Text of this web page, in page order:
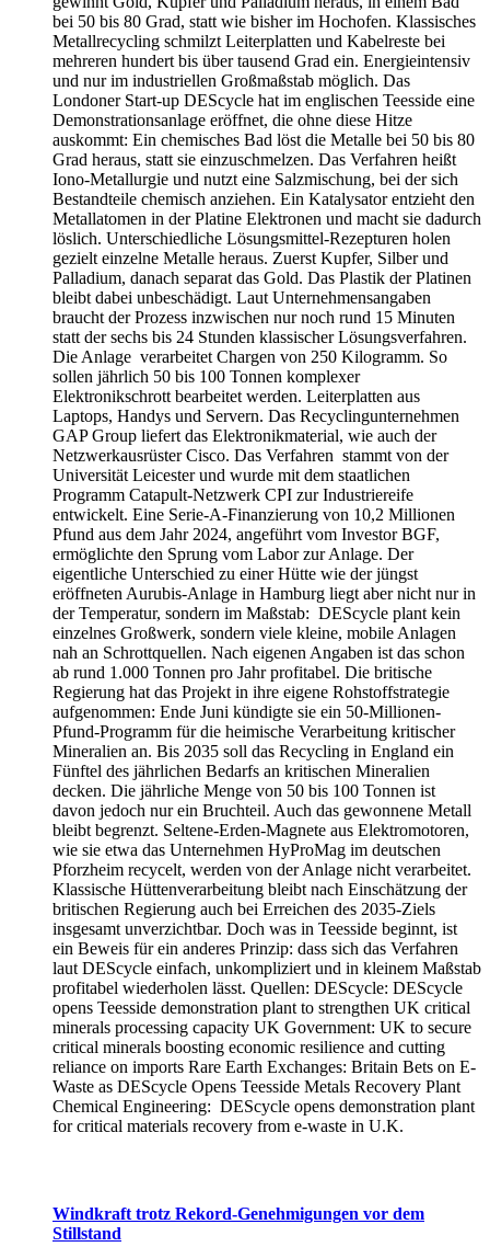
bei 50 bis 80 Grad, statt wie bisher im Hochofen. Klassisches
Metallrecycling schmilzt Leiterplatten und Kabelreste bei
mehreren hundert bis über tausend Grad ein. Energieintensiv
und nur im industriellen Großmaßstab möglich. Das
Londoner Start-up DEScycle hat im englischen Teesside eine
Demonstrationsanlage eröffnet, die ohne diese Hitze
auskommt: Ein chemisches Bad löst die Metalle bei 50 bis 80
Grad heraus, statt sie einzuschmelzen. Das Verfahren heißt
Iono-Metallurgie und nutzt eine Salzmischung, bei der sich
Bestandteile chemisch anziehen. Ein Katalysator entzieht den
Metallatomen in der Platine Elektronen und macht sie dadurch
löslich. Unterschiedliche Lösungsmittel-Rezepturen holen
gezielt einzelne Metalle heraus. Zuerst Kupfer, Silber und
Palladium, danach separat das Gold. Das Plastik der Platinen
bleibt dabei unbeschädigt. Laut Unternehmensangaben
braucht der Prozess inzwischen nur noch rund 15 Minuten
statt der sechs bis 24 Stunden klassischer Lösungsverfahren.
Die Anlage verarbeitet Chargen von 250 Kilogramm. So
sollen jährlich 50 bis 100 Tonnen komplexer
Elektronikschrott bearbeitet werden. Leiterplatten aus
Laptops, Handys und Servern. Das Recyclingunternehmen
GAP Group liefert das Elektronikmaterial, wie auch der
Netzwerkausrüster Cisco. Das Verfahren stammt von der
Universität Leicester und wurde mit dem staatlichen
Programm Catapult-Netzwerk CPI zur Industriereife
entwickelt. Eine Serie-A-Finanzierung von 10,2 Millionen
Pfund aus dem Jahr 2024, angeführt vom Investor BGF,
ermöglichte den Sprung vom Labor zur Anlage. Der
eigentliche Unterschied zu einer Hütte wie der jüngst
eröffneten Aurubis-Anlage in Hamburg liegt aber nicht nur in
der Temperatur, sondern im Maßstab: DEScycle plant kein
einzelnes Großwerk, sondern viele kleine, mobile Anlagen
nah an Schrottquellen. Nach eigenen Angaben ist das schon
ab rund 1.000 Tonnen pro Jahr profitabel. Die britische
Regierung hat das Projekt in ihre eigene Rohstoffstrategie
aufgenommen: Ende Juni kündigte sie ein 50-Millionen-
Pfund-Programm für die heimische Verarbeitung kritischer
Mineralien an. Bis 2035 soll das Recycling in England ein
Fünftel des jährlichen Bedarfs an kritischen Mineralien
decken. Die jährliche Menge von 50 bis 100 Tonnen ist
davon jedoch nur ein Bruchteil. Auch das gewonnene Metall
bleibt begrenzt. Seltene-Erden-Magnete aus Elektromotoren,
wie sie etwa das Unternehmen HyProMag im deutschen
Pforzheim recycelt, werden von der Anlage nicht verarbeitet.
Klassische Hüttenverarbeitung bleibt nach Einschätzung der
britischen Regierung auch bei Erreichen des 2035-Ziels
insgesamt unverzichtbar. Doch was in Teesside beginnt, ist
ein Beweis für ein anderes Prinzip: dass sich das Verfahren
laut DEScycle einfach, unkompliziert und in kleinem Maßstab
profitabel wiederholen lässt. Quellen: DEScycle: DEScycle
opens Teesside demonstration plant to strengthen UK critical
minerals processing capacity UK Government: UK to secure
critical minerals boosting economic resilience and cutting
reliance on imports Rare Earth Exchanges: Britain Bets on E-
Waste as DEScycle Opens Teesside Metals Recovery Plant
Chemical Engineering: DEScycle opens demonstration plant
for critical materials recovery from e-waste in U.K.
Windkraft trotz Rekord-Genehmigungen vor dem
Stillstand